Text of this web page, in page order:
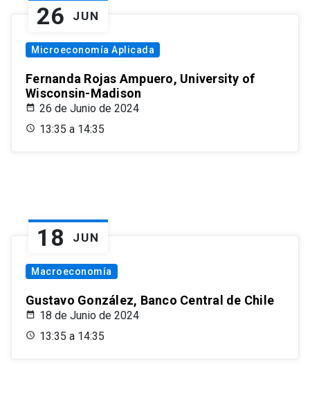
26 JUN
Microeconomía Aplicada
Fernanda Rojas Ampuero, University of
Wisconsin-Madison
26 de Junio de 2024
13:35 a 14:35
18 JUN
Macroeconomía
Gustavo González, Banco Central de Chile
18 de Junio de 2024
13:35 a 14:35